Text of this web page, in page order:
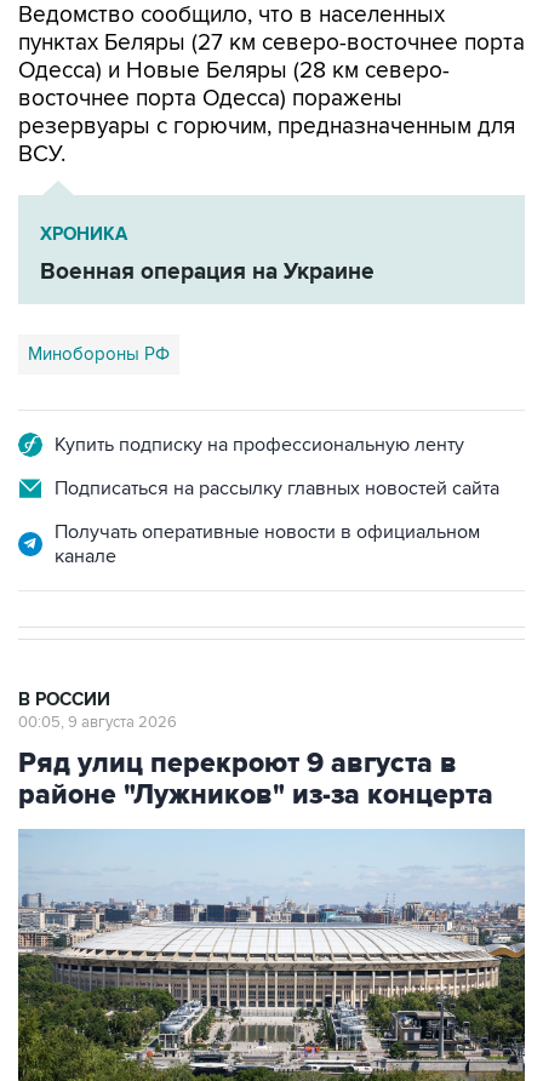
Ведомство сообщило, что в населенных
пунктах Беляры (27 км северо-восточнее порта
Одесса) и Новые Беляры (28 км северо-
восточнее порта Одесса) поражены
резервуары с горючим, предназначенным для
ВСУ.
ХРОНИКА
Военная операция на Украине
Минобороны РФ
Купить подписку на профессиональную ленту
Подписаться на рассылку главных новостей сайта
Получать оперативные новости в официальном
канале
В РОССИИ
00:05, 9 августа 2026
Ряд улиц перекроют 9 августа в
районе "Лужников" из-за концерта